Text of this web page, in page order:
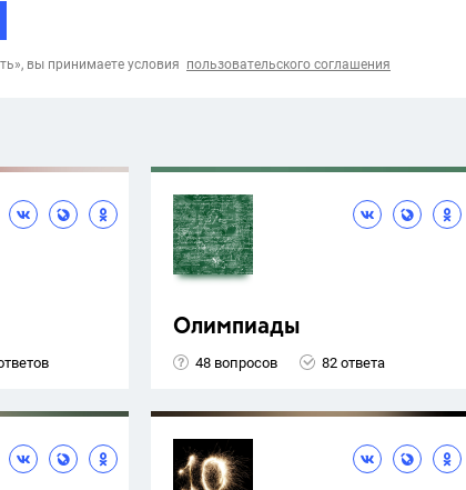
вы принимаете условия пользовательского соглашения
Олимпиады
48 вопросов 82 ответа